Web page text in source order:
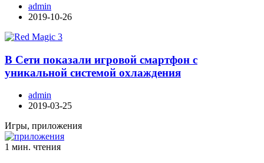
admin
2019-10-26
В Сети показали игровой смартфон с
уникальной системой охлаждения
admin
2019-03-25
Игры, приложения
1 мин. чтения